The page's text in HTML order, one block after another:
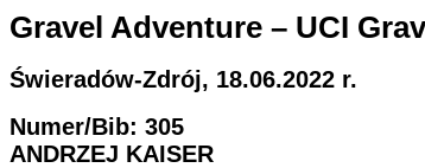
Gravel Adventure – UCI
Świeradów-Zdrój, 18.06.2022 r.
Numer/Bib: 305
ANDRZEJ KAISER